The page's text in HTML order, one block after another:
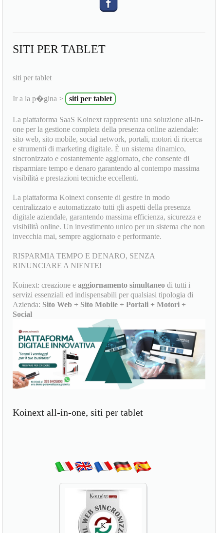
SITI PER TABLET
siti per tablet
Ir a la p�gina > siti per tablet
La piattaforma SaaS Koinext rappresenta una soluzione all-in-
one per la gestione completa della presenza online aziendale:
sito web, sito mobile, social network, portali, motori di ricerca
e strumenti di marketing digitale. È un sistema dinamico,
sincronizzato e costantemente aggiornato, che consente di
risparmiare tempo e denaro garantendo al contempo massima
visibilità e prestazioni tecniche eccellenti.
La piattaforma Koinext consente di gestire in modo
centralizzato e automatizzato tutti gli aspetti della presenza
digitale aziendale, garantendo massima efficienza, sicurezza e
visibilità online. Un investimento unico per un sistema che non
invecchia mai, sempre aggiornato e performante.
RISPARMIA TEMPO E DENARO, SENZA
RINUNCIARE A NIENTE!
Koinext: creazione eaggiornamento simultaneo di tutti i
servizi essenziali ed indispensabili per qualsiasi tipologia di
Azienda: Sito Web + Sito Mobile + Portali + Motori +
Social
Koinext all-in-one, siti per tablet